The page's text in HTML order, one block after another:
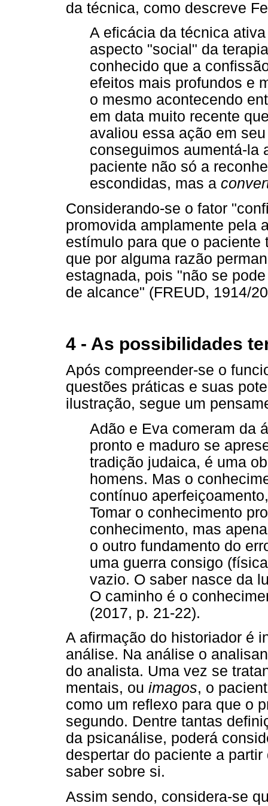
da técnica, como descreve
A eficácia da técnica
aspecto "social" da
conhecido que a
efeitos mais profundos e
o mesmo acontecendo
em data muito recente
avaliou essa ação em
conseguimos aumentá-la
paciente não só a
escondidas, mas a
Considerando-se o fator
promovida amplamente pela
estímulo para que o
que por alguma razão
estagnada, pois "não se
de alcance" (FREUD, 1914/
4 - As possibilidades
Após compreender-se o
questões práticas e suas
ilustração, segue um
Adão e Eva comeram da
pronto e maduro se
tradição judaica, é uma
homens. Mas o
contínuo
Tomar o conhecimento
conhecimento, mas
o outro fundamento do
uma guerra consigo
vazio. O saber nasce da
O caminho é o
(2017, p. 21-22).
A afirmação do historiador é
análise. Na análise o
do analista. Uma vez se
mentais, ou imagos, o
como um reflexo para que o
segundo. Dentre tantas
da psicanálise, poderá
despertar do paciente a
saber sobre si.
Assim sendo, considera-se